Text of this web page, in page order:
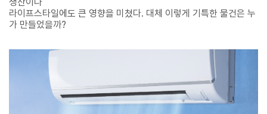
라이프스타일에도 큰 영향을 미쳤다. 대체 이렇게 기특한 물건은 누
가 만들었을까?